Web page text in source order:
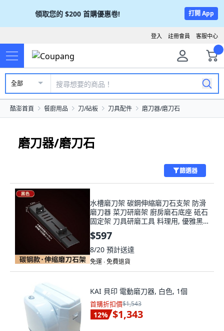
領取您的 $200 首購優惠卷! 打開 App
客服中心
註冊會員
登入
全部
酷澎首頁 餐廚用品 刀/砧板 刀具配件 磨刀器/磨刀石
磨刀器/磨刀石
篩選器
水槽磨刀架 碳鋼伸縮磨刀石支架 防滑
磨刀器 菜刀研磨架 廚房磨石底座 砥石
固定架 刀具研磨工具 料理用, 優雅黑,
1個
$597
8/20 預計送達
免運 ∙ 免費退貨
KAI 貝印 電動磨刀器, 白色, 1個
首購折扣價$1,543
12% $1,343